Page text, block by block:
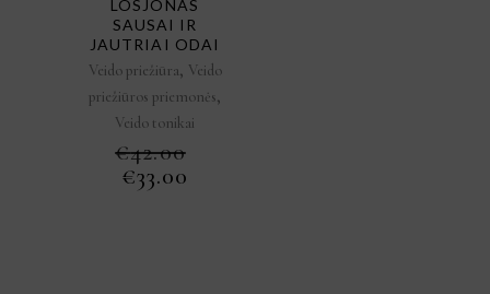
LOSJONAS
SAUSAI IR
JAUTRIAI ODAI
Veido priežiūra, Veido
priežiūros priemonės,
Veido tonikai
€42.00
ORIGINAL
PRICE
€33.00